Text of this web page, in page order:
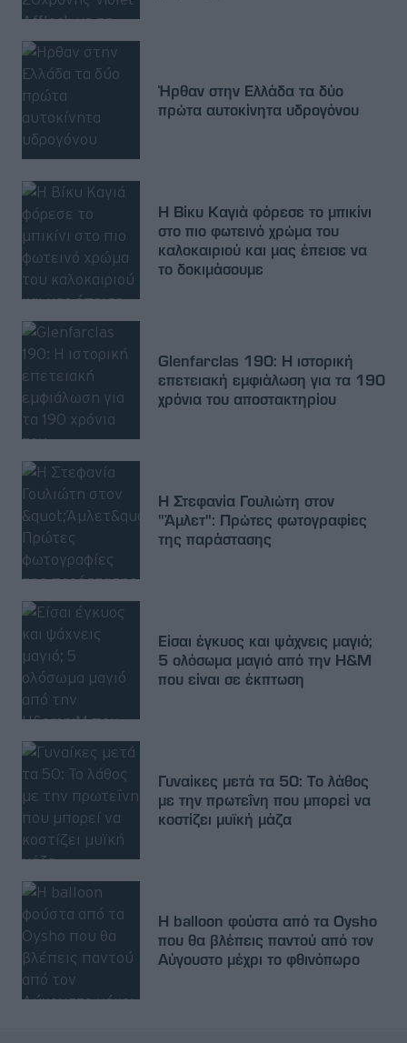
Ήρθαν στην Ελλάδα τα δύο
πρώτα αυτοκίνητα υδρογόνου
Η Βίκυ Καγιά φόρεσε το μπικίνι
στο πιο φωτεινό χρώμα του
καλοκαιριού και μας έπεισε να
το δοκιμάσουμε
Glenfarclas 190: Η ιστορική
επετειακή εμφιάλωση για τα 190
χρόνια του αποστακτηρίου
Η Στεφανία Γουλιώτη στον
"Άμλετ": Πρώτες φωτογραφίες
της παράστασης
Είσαι έγκυος και ψάχνεις μαγιό;
5 ολόσωμα μαγιό από την H&M
που είναι σε έκπτωση
Γυναίκες μετά τα 50: Το λάθος
με την πρωτεΐνη που μπορεί να
κοστίζει μυϊκή μάζα
Η balloon φούστα από τα Oysho
που θα βλέπεις παντού από τον
Αύγουστο μέχρι το φθινόπωρο